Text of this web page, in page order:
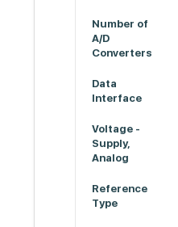
Number of
A/D
Converters
Data
Interface
Voltage -
Supply,
Analog
Reference
Type